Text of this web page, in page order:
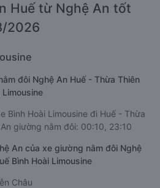
Huế từ Nghệ An tốt
2026
đôi Nghệ An Huế - Thừa Thiên
Limousine
Bình Hoài Limousine đi Huế - Thừa
giường nằm đôi: 00:10, 23:10
An của xe giường nằm đôi Nghệ
Bình Hoài Limousine
Châu